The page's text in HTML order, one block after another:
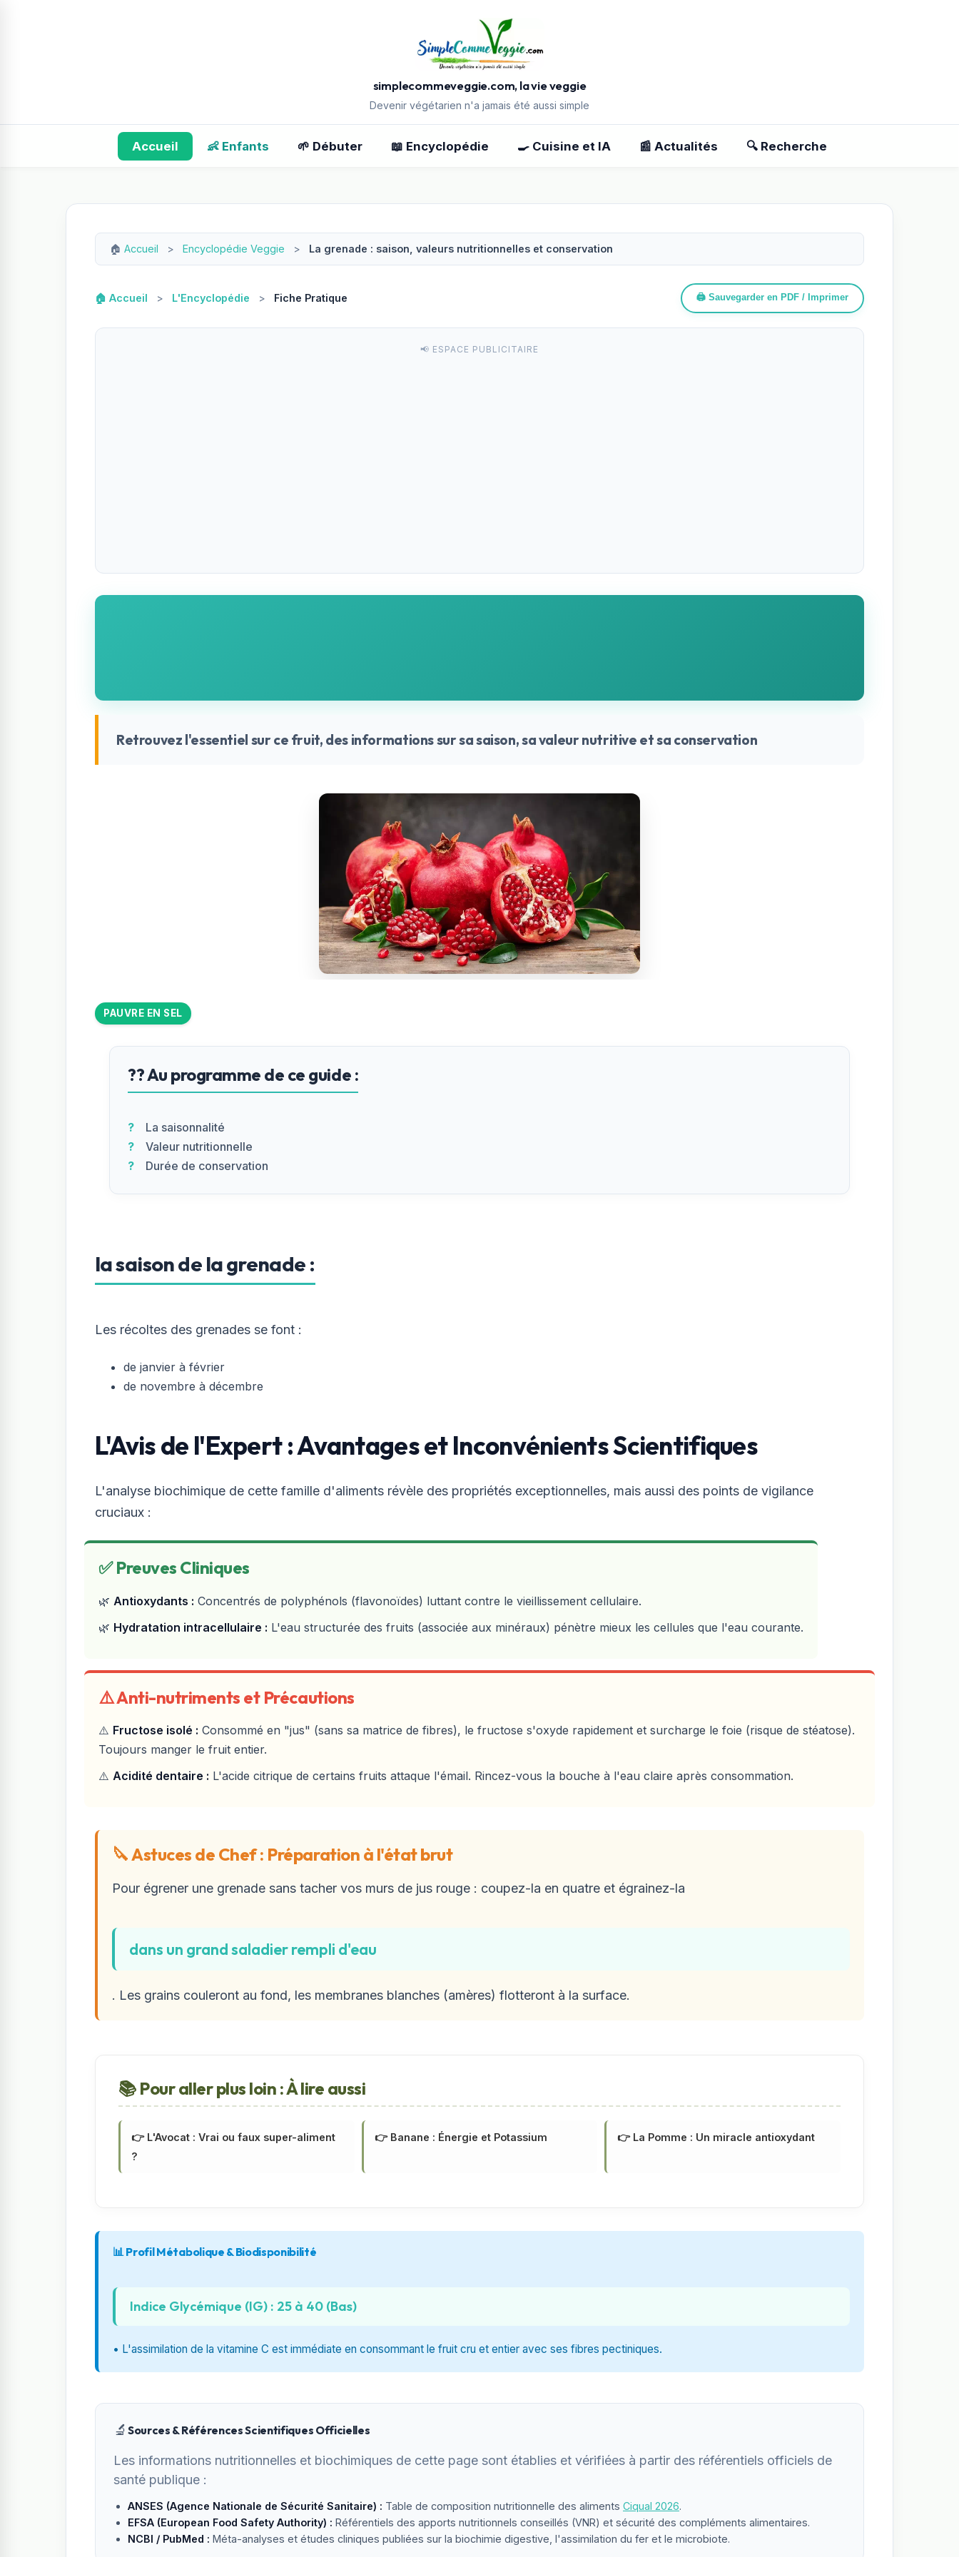
simplecommeveggie.com, la vie veggie
Devenir végétarien n'a jamais été aussi simple
Accueil 👶 Enfants 🌱 Débuter 📖 Encyclopédie 🍳 Cuisine et IA 📰 Actualités 🔍 Recherche
🏠 Accueil > Encyclopédie Veggie > La grenade : saison, valeurs nutritionnelles et conservation
🏠 Accueil > L'Encyclopédie > Fiche Pratique 🖨️ Sauvegarder en PDF / Imprimer
📢 ESPACE PUBLICITAIRE
Retrouvez l'essentiel sur ce fruit, des informations sur sa saison, sa valeur nutritive et sa conservation
PAUVRE EN SEL
?? Au programme de ce guide :
La saisonnalité
Valeur nutritionnelle
Durée de conservation
la saison de la grenade :
Les récoltes des grenades se font :
de janvier à février
de novembre à décembre
L'Avis de l'Expert : Avantages et Inconvénients Scientifiques
L'analyse biochimique de cette famille d'aliments révèle des propriétés exceptionnelles, mais aussi des points de vigilance
cruciaux :
✅ Preuves Cliniques
🌿 Antioxydants : Concentrés de polyphénols (flavonoïdes) luttant contre le vieillissement cellulaire.
🌿 Hydratation intracellulaire : L'eau structurée des fruits (associée aux minéraux) pénètre mieux les cellules que l'eau courante.
⚠️ Anti-nutriments et Précautions
⚠️ Fructose isolé : Consommé en "jus" (sans sa matrice de fibres), le fructose s'oxyde rapidement et surcharge le foie (risque de stéatose).
Toujours manger le fruit entier.
⚠️ Acidité dentaire : L'acide citrique de certains fruits attaque l'émail. Rincez-vous la bouche à l'eau claire après consommation.
🔪 Astuces de Chef : Préparation à l'état brut
Pour égrener une grenade sans tacher vos murs de jus rouge : coupez-la en quatre et égrainez-la
dans un grand saladier rempli d'eau
. Les grains couleront au fond, les membranes blanches (amères) flotteront à la surface.
📚 Pour aller plus loin : À lire aussi
👉 L'Avocat : Vrai ou faux super-aliment
?
👉 Banane : Énergie et Potassium 👉 La Pomme : Un miracle antioxydant
📊 Profil Métabolique & Biodisponibilité
Indice Glycémique (IG) : 25 à 40 (Bas)
• L'assimilation de la vitamine C est immédiate en consommant le fruit cru et entier avec ses fibres pectiniques.
🔬 Sources & Références Scientifiques Officielles
Les informations nutritionnelles et biochimiques de cette page sont établies et vérifiées à partir des référentiels officiels de
santé publique :
ANSES (Agence Nationale de Sécurité Sanitaire) : Table de composition nutritionnelle des aliments Ciqual 2026.
EFSA (European Food Safety Authority) : Référentiels des apports nutritionnels conseillés (VNR) et sécurité des compléments alimentaires.
NCBI / PubMed : Méta-analyses et études cliniques publiées sur la biochimie digestive, l'assimilation du fer et le microbiote.